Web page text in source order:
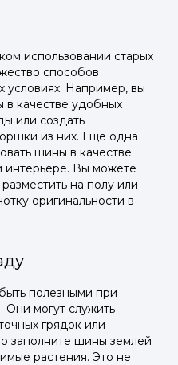
использовании старых
способов
Например, вы
в качестве удобных
или создать
из них. Еще одна
шины в качестве
интерьере. Вы можете
на полу или
оригинальности в
полезными при
Они могут служить
грядок или
заполните шины землей
растения. Это не